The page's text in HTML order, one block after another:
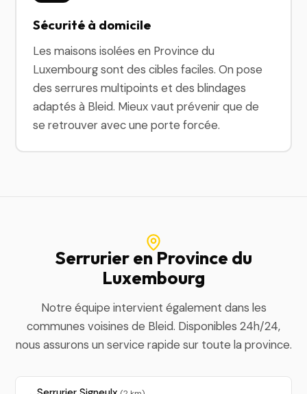
Sécurité à domicile
Les maisons isolées en Province du
Luxembourg sont des cibles faciles. On pose
des serrures multipoints et des blindages
adaptés à Bleid. Mieux vaut prévenir que de
se retrouver avec une porte forcée.
Serrurier en Province du
Luxembourg
Notre équipe intervient également dans les
communes voisines de Bleid. Disponibles 24h/24,
nous assurons un service rapide sur toute la province.